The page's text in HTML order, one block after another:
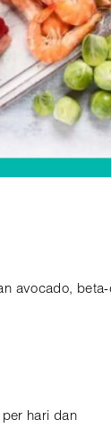
avocado,
hari dan